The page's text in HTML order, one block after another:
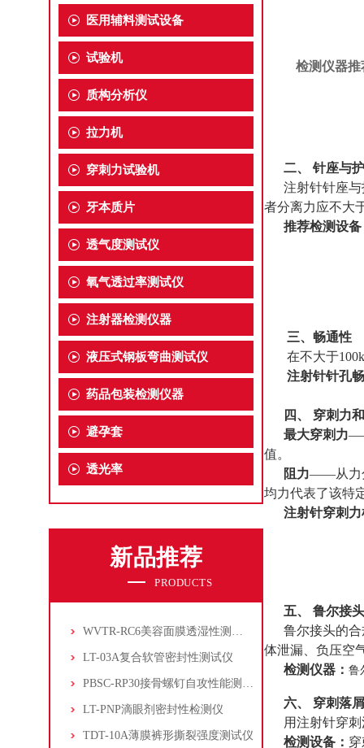
医用辅料测试设备
试验机
质构分析仪
拉力机
穿刺力试验机
牙本质片
透气度测试仪
氧气透过率测试仪
注射器检测仪器
液压式钢板弯曲测试仪
药品包装检测仪器
避孕套
透光率
新品推荐
PRODUCTS
WVTR-RC6美容面膜透湿性测试仪
LT-03A复合软管密封性测试仪
PBSC-RP30接骨螺钉自攻性能测试‌仪
LT-PNP滴眼剂密封性检测仪
TDT-10A薄膜裤形撕裂强度测试仪
检测仪器推
二、 针座与
注射针针座
者分离力应不大
推荐检测设备
三、畅通性
在不大于
注射针针孔
四、 穿刺力
最大穿刺力
值。
阻力——从力
均力代表了该特
注射针穿刺
五、 鲁尔接头
鲁尔接头的
体泄漏、负压空
检测仪器： 鲁
六、 穿刺落
用注射针穿刺
检测设备：